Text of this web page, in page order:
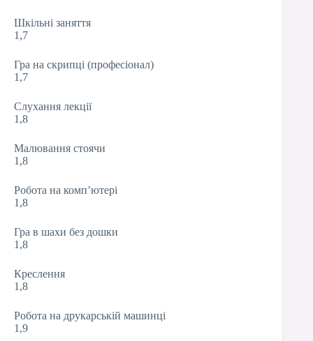
Шкільні заняття
1,7
Гра на скрипці (професіонал)
1,7
Слухання лекції
1,8
Малювання стоячи
1,8
Робота на комп’ютері
1,8
Гра в шахи без дошки
1,8
Креслення
1,8
Робота на друкарській машинці
1,9